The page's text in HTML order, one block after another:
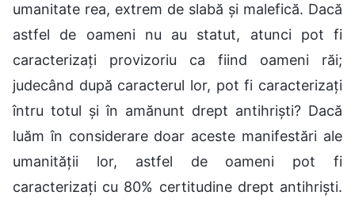
umanitate rea, extrem de slabă și malefică. Dacă
astfel de oameni nu au statut, atunci pot fi
caracterizați provizoriu ca fiind oameni răi;
judecând după caracterul lor, pot fi caracterizați
întru totul și în amănunt drept antihriști? Dacă
luăm în considerare doar aceste manifestări ale
umanității lor, astfel de oameni pot fi
caracterizați cu 80% certitudine drept antihriști.